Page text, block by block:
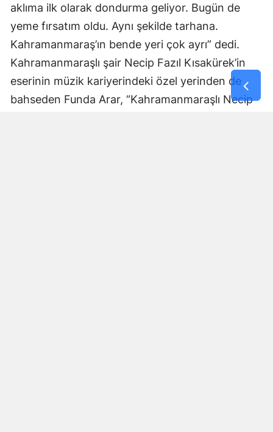
aklıma ilk olarak dondurma geliyor. Bugün de
yeme fırsatım oldu. Aynı şekilde tarhana.
Kahramanmaraş’ın bende yeri çok ayrı” dedi.
Kahramanmaraşlı şair Necip Fazıl Kısakürek’in
eserinin müzik kariyerindeki özel yerinden de
bahseden Funda Arar, “Kahramanmaraşlı Necip